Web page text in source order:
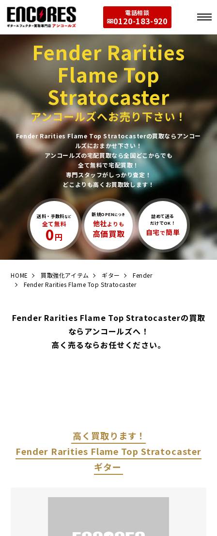
電話相談
0120-183-920
Fender Rarities
Flame Top
Stratocaster
アンコールズへお売り下さい！
Fender Rarities Flame Top Stratocasterの買取ならアンコー
ルズにおまかせ下さい！
アンコールズの宅配買取なら全国どこからでも
全て無料で宅配買取！
専門スタッフがしっかり査定！
どこよりも高くお買取致します！
送料・手数料など
全て無料
0円
新規OPEN につき
他社よりも
高価買取
詰めて送る
だけでOK！
自宅で簡単
HOME 買取強化アイテム ギター
Fender
Fender Rarities Flame Top Stratocaster
Fender Rarities Flame Top Stratocasterの買取
ならアンコールズへ！
高く売るならお任せください。
高く買取ります！
Fender Rarities Flame Top Stratocaster
ギター